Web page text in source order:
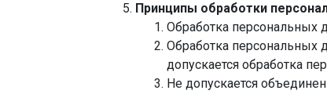
Принципы обработки
Обработка персональных
Обработка персональных
допускается обработка
Не допускается